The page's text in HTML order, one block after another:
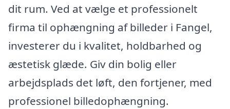
dit rum. Ved at vælge et professionelt
firma til ophængning af billeder i Fangel,
investerer du i kvalitet, holdbarhed og
æstetisk glæde. Giv din bolig eller
arbejdsplads det løft, den fortjener, med
professionel billedophængning.